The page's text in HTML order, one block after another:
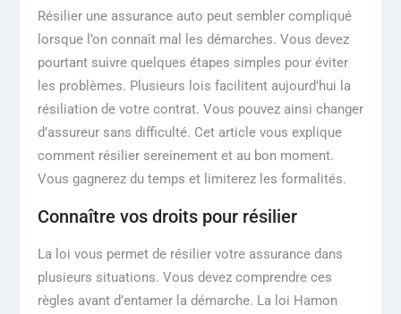
Résilier une assurance auto peut sembler compliqué
lorsque l’on connaît mal les démarches. Vous devez
pourtant suivre quelques étapes simples pour éviter
les problèmes. Plusieurs lois facilitent aujourd’hui la
résiliation de votre contrat. Vous pouvez ainsi changer
d’assureur sans difficulté. Cet article vous explique
comment résilier sereinement et au bon moment.
Vous gagnerez du temps et limiterez les formalités.
Connaître vos droits pour résilier
La loi vous permet de résilier votre assurance dans
plusieurs situations. Vous devez comprendre ces
règles avant d’entamer la démarche. La loi Hamon